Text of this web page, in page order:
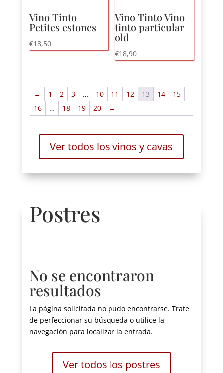
Vino Tinto
Petites estones
€18,50
Vino Tinto Vino
tinto particular
old
€18,90
← 1 2 3 … 10 11 12 13 14
15
16
… 18 19 20 →
Ver todos los vinos y cavas
Postres
No se encontraron
resultados
La página solicitada no pudo encontrarse. Trate
de perfeccionar su búsqueda o utilice la
navegación para localizar la entrada.
Ver todos los postres